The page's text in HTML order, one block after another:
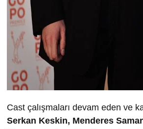
Cast çalışmaları devam eden ve
Serkan Keskin, Menderes